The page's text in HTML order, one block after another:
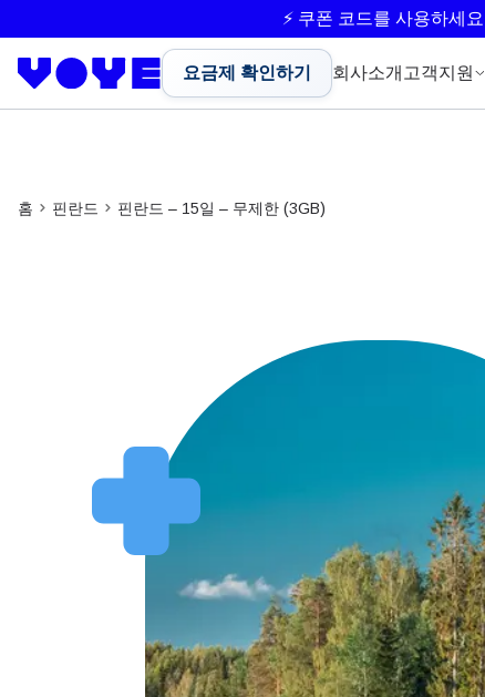
⚡ 쿠폰 코드를 사용하세요
요금제 확인하기 회사소개 고객지원
홈 핀란드 핀란드 – 15일 – 무제한 (3GB)